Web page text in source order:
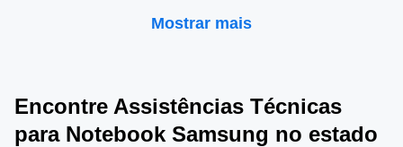
Mostrar mais
Encontre Assistências Técnicas
para Notebook Samsung no estado